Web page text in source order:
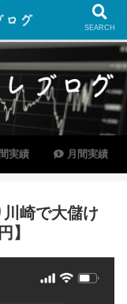
実績 月間実績
崎で大儲け
】
SEARCH